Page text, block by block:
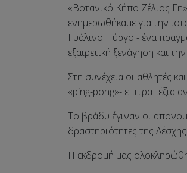
«Βοτανικό Κήπο Ζέλιος
ενημερωθήκαμε για την
Γυάλινο Πύργο - ένα
εξαιρετική ξενάγηση και
Στη συνέχεια οι αθλητές
«ping-pong»- επιτραπέζια
Το βράδυ έγιναν οι
δραστηριότητες της Λέσχης.
Η εκδρομή μας